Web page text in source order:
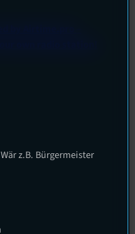
by Airtime.pro –
z.B. Bürgermeister